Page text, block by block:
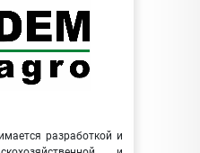
разработкой и